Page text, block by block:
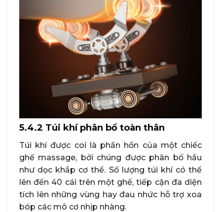
5.4.2 Túi khí phân bổ toàn thân
Túi khí được coi là phần hồn của một chiếc
ghế massage, bởi chúng được phân bố hầu
như dọc khắp cơ thể. Số lượng túi khí có thể
lên đến 40 cái trên một ghế, tiếp cận đa diện
tích lên những vùng hay đau nhức hỗ trợ xoa
bóp các mô cơ nhịp nhàng.